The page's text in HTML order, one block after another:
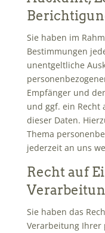
Sie haben im
Bestimmungen
unentgeltliche
Empfänger und
und ggf. ein Recht
dieser Daten.
Thema
jederzeit an uns
Recht auf
Sie haben das
Verarbeitung Ihrer